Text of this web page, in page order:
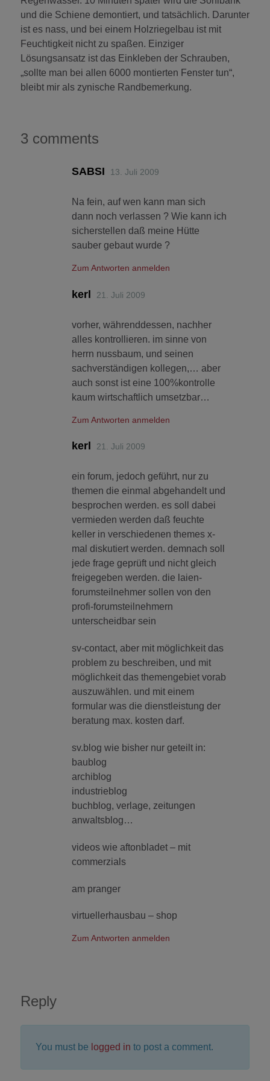
und die Schiene demontiert, und tatsächlich. Darunter
ist es nass, und bei einem Holzriegelbau ist mit
Feuchtigkeit nicht zu spaßen. Einziger
Lösungsansatz ist das Einkleben der Schrauben,
„sollte man bei allen 6000 montierten Fenster tun“,
bleibt mir als zynische Randbemerkung.
3 comments
SABSI 13. Juli 2009
Na fein, auf wen kann man sich
dann noch verlassen ? Wie kann ich
sicherstellen daß meine Hütte
sauber gebaut wurde ?
Zum Antworten anmelden
kerl 21. Juli 2009
vorher, währenddessen, nachher
alles kontrollieren. im sinne von
herrn nussbaum, und seinen
sachverständigen kollegen,… aber
auch sonst ist eine 100%kontrolle
kaum wirtschaftlich umsetzbar…
Zum Antworten anmelden
kerl 21. Juli 2009
ein forum, jedoch geführt, nur zu
themen die einmal abgehandelt und
besprochen werden. es soll dabei
vermieden werden daß feuchte
keller in verschiedenen themes x-
mal diskutiert werden. demnach soll
jede frage geprüft und nicht gleich
freigegeben werden. die laien-
forumsteilnehmer sollen von den
profi-forumsteilnehmern
unterscheidbar sein
sv-contact, aber mit möglichkeit das
problem zu beschreiben, und mit
möglichkeit das themengebiet vorab
auszuwählen. und mit einem
formular was die dienstleistung der
beratung max. kosten darf.
sv.blog wie bisher nur geteilt in:
baublog
archiblog
industrieblog
buchblog, verlage, zeitungen
anwaltsblog…
videos wie aftonbladet – mit
commerzials
am pranger
virtuellerhausbau – shop
Zum Antworten anmelden
Reply
You must be logged in to post a comment.